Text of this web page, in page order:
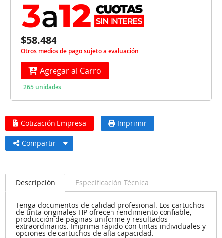
$58.484
Otros medios de pago sujeto a evaluación
Agregar al Carro
265 unidades
Cotización Empresa Imprimir
Compartir
Descripción Especificación Técnica
Tenga documentos de calidad profesional. Los cartuchos
de tinta originales HP ofrecen rendimiento confiable,
producción de páginas uniforme y resultados
extraordinarios. Imprima rápido con tintas individuales y
opciones de cartuchos de alta capacidad.